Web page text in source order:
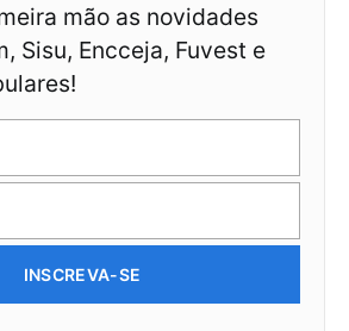
mão as novidades
Sisu, Encceja, Fuvest e
INSCREVA-SE